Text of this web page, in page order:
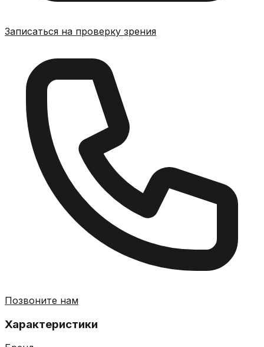
Записаться на проверку зрения
Позвоните нам
Характеристики